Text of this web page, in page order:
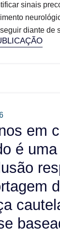
sinais
diante de
em
é uma